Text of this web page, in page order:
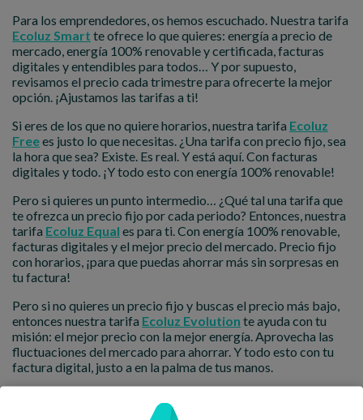
Para los emprendedores, os hemos escuchado. Nuestra tarifa
Ecoluz Smart te ofrece lo que quieres: energía a precio de
mercado, energía 100% renovable y certificada, facturas
digitales y entendibles para todos… Y por supuesto,
revisamos el precio cada trimestre para ofrecerte la mejor
opción. ¡Ajustamos las tarifas a ti!
Si eres de los que no quiere horarios, nuestra tarifa Ecoluz
Freees justo lo que necesitas. ¿Una tarifa con precio fijo, sea
la hora que sea? Existe. Es real. Y está aquí. Con facturas
digitales y todo. ¡Y todo esto con energía 100% renovable!
Pero si quieres un punto intermedio… ¿Qué tal una tarifa que
te ofrezca un precio fijo por cada periodo? Entonces, nuestra
tarifa Ecoluz Equal es para ti. Con energía 100% renovable,
facturas digitales y el mejor precio del mercado. Precio fijo
con horarios, ¡para que puedas ahorrar más sin sorpresas en
tu factura!
Pero si no quieres un precio fijo y buscas el precio más bajo,
entonces nuestra tarifa Ecoluz Evolution te ayuda con tu
misión: el mejor precio con la mejor energía. Aprovecha las
fluctuaciones del mercado para ahorrar. Y todo esto con tu
factura digital, justo a en la palma de tus manos.
¿No sabes cuál escoger?